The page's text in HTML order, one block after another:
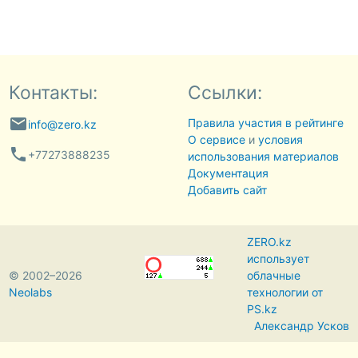
Контакты:
emailinfo@zero.kz
phone +77273888235
Ссылки:
Правила участия в рейтинге
О сервисеи условия
использования материалов
Документация
Добавить сайт
© 2002–2026
Neolabs
ZERO.kz
использует
облачные
технологии от
PS.kz
Александр Усков